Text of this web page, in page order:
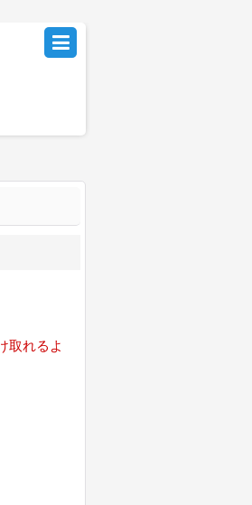
取れるよ